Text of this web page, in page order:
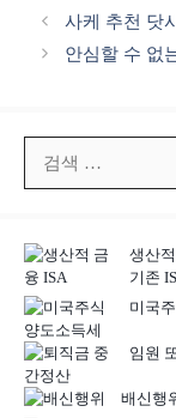
테
리
사케 추천 닷
안심할 수 없
생산
기존
미국
임원
배신행